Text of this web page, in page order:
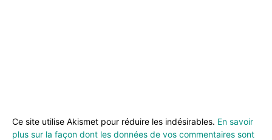
Ce site utilise Akismet pour réduire les indésirables. En savoir
plus sur la façon dont les données de vos commentaires sont